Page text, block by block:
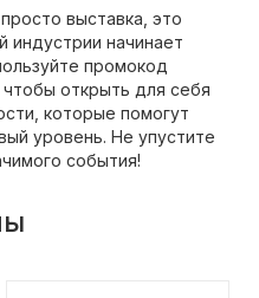
выставка, это
начинает
промокод
открыть для себя
которые помогут
уровень. Не упустите
события!